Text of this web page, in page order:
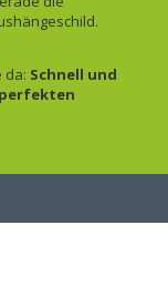
da: Schnell und
perfekten